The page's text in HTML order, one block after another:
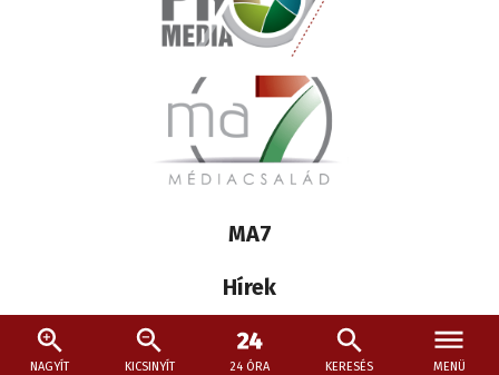
NAGYÍT KICSINYÍT 24 ÓRA KERESÉS MENÜ
Lábléc
médiacsalád
MA7
Hírek
Múzsa